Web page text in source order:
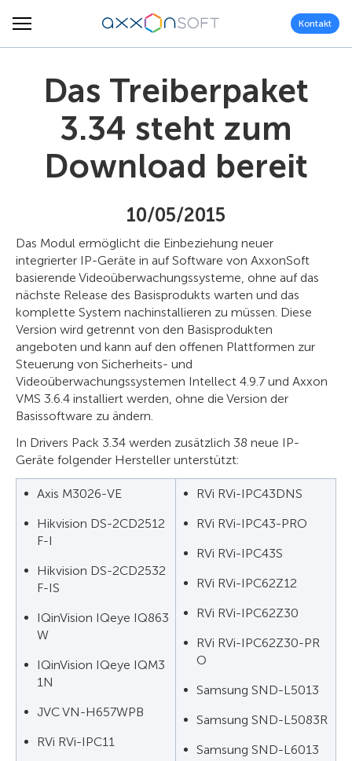
Kontakt
Das Treiberpaket
3.34 steht zum
Download bereit
10/05/2015
Das Modul ermöglicht die Einbeziehung neuer
integrierter IP-Geräte in auf Software von AxxonSoft
basierende Videoüberwachungssysteme, ohne auf das
nächste Release des Basisprodukts warten und das
komplette System nachinstallieren zu müssen. Diese
Version wird getrennt von den Basisprodukten
angeboten und kann auf den offenen Plattformen zur
Steuerung von Sicherheits- und
Videoüberwachungssystemen Intellect 4.9.7 und Axxon
VMS 3.6.4 installiert werden, ohne die Version der
Basissoftware zu ändern.
In Drivers Pack 3.34 werden zusätzlich 38 neue IP-
Geräte folgender Hersteller unterstützt:
Axis M3026-VE
Hikvision DS-2CD2512
F-I
Hikvision DS-2CD2532
F-IS
IQinVision IQeye IQ863
W
IQinVision IQeye IQM3
1N
JVC VN-H657WPB
RVi RVi-IPC11
RVi RVi-IPC43DNS
RVi RVi-IPC43-PRO
RVi RVi-IPC43S
RVi RVi-IPC62Z12
RVi RVi-IPC62Z30
RVi RVi-IPC62Z30-PR
O
Samsung SND-L5013
Samsung SND-L5083R
Samsung SND-L6013